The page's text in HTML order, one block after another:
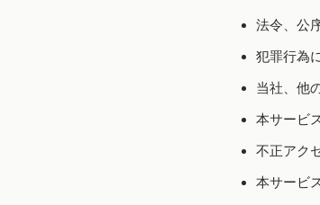
法令、公
犯罪行為
当社、他
本サービ
不正アク
本サービ